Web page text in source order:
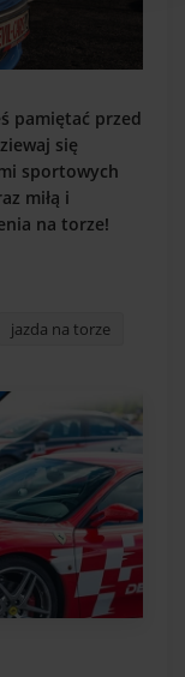
pamiętać przed
się
sportowych
miłą i
na torze!
jazda na torze